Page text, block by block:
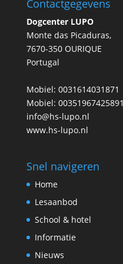
Contactgegevens
Dogcenter LUPO
Monte das Picaduras,
7670-350 OURIQUE
Portugal
Mobiel: 0031614031871
Mobiel: 00351967425891
info@hs-lupo.nl
www.hs-lupo.nl
Snel navigeren
Home
Lesaanbod
School & hotel
Informatie
Nieuws